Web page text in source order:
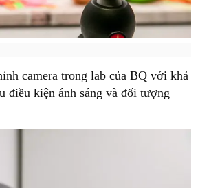
camera trong lab của BQ với khả
điều kiện ánh sáng và đối tượng